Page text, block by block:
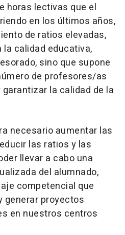
horas lectivas que el
en los últimos años,
de ratios elevadas,
calidad educativa,
sino que supone
de profesores/as
la calidad de la
necesario aumentar las
las ratios y las
llevar a cabo una
del alumnado,
competencial que
generar proyectos
en nuestros centros